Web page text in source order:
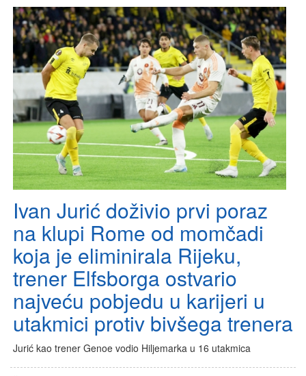
Ivan Jurić doživio prvi poraz
na klupi Rome od momčadi
koja je eliminirala Rijeku,
trener Elfsborga ostvario
najveću pobjedu u karijeri u
utakmici protiv bivšega trenera
Jurić kao trener Genoe vodio Hiljemarka u 16 utakmica